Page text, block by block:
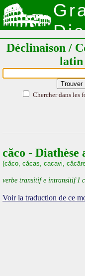
Déclinaison /
latin
Chercher dans les
căco - Diathèse
(căco, căcas, cacavi,
verbe transitif e intransitif I
Voir la traduction de ce